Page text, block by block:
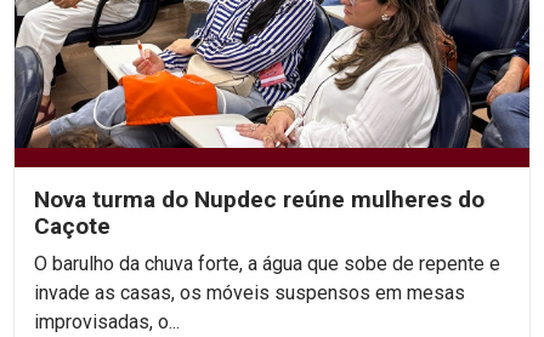
Nova turma do Nupdec reúne mulheres do
Caçote
O barulho da chuva forte, a água que sobe de repente e
invade as casas, os móveis suspensos em mesas
improvisadas, o...